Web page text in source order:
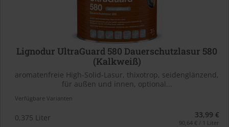
Lignodur UltraGuard 580 Dauerschutzlasur 580
(Kalkweiß)
aromatenfreie High-Solid-Lasur, thixotrop, seidenglänzend,
für außen und innen, optional...
Verfügbare Varianten
0,375 Liter 33,99 €
90,64 € / 1 Liter